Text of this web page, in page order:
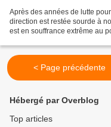
Après des années de lutte
direction est restée sourde à
est en souffrance extrême au
< Page précédente
Hébergé par Overblog
Top articles